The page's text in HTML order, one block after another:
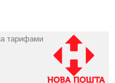
тарифами